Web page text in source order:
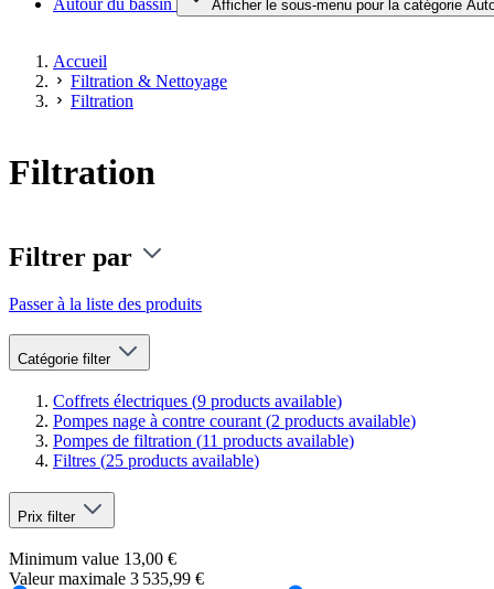
Autour du bassin Afficher le sous-menu pour la catégorie
Accueil
Filtration & Nettoyage
Filtration
Filtration
Filtrer par
Passer à la liste des produits
Catégorie filter
Coffrets électriques (9 products available)
Pompes nage à contre courant (2 products available)
Pompes de filtration (11 products available)
Filtres (25 products available)
Prix filter
Minimum value 13,00 €
Valeur maximale 3 535,99 €